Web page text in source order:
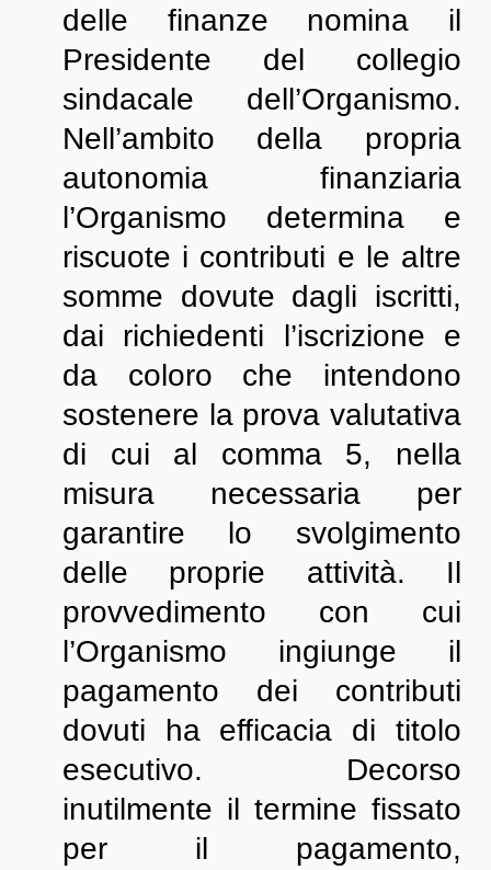
delle finanze nomina il
Presidente del collegio
sindacale dell’Organismo.
Nell’ambito della propria
autonomia finanziaria
l’Organismo determina e
riscuote i contributi e le altre
somme dovute dagli iscritti,
dai richiedenti l’iscrizione e
da coloro che intendono
sostenere la prova valutativa
di cui al comma 5, nella
misura necessaria per
garantire lo svolgimento
delle proprie attività. Il
provvedimento con cui
l’Organismo ingiunge il
pagamento dei contributi
dovuti ha efficacia di titolo
esecutivo. Decorso
inutilmente il termine fissato
per il pagamento,